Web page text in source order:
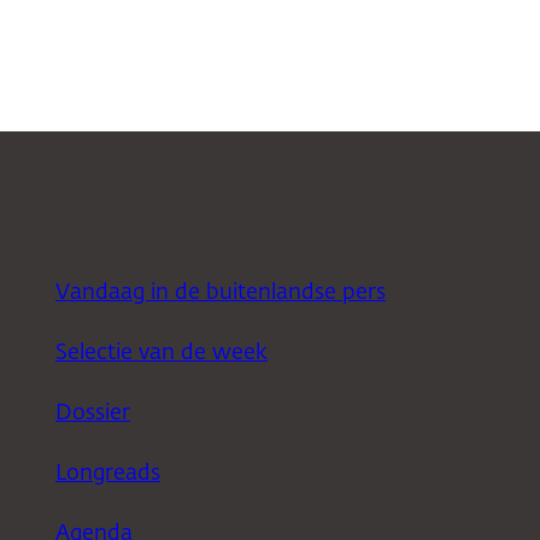
Vandaag in de buitenlandse pers
Selectie van de week
Dossier
Longreads
Agenda